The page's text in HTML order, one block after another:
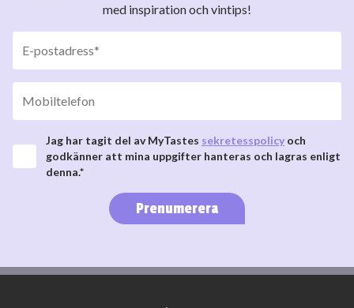
med inspiration och vintips!
Jag har tagit del av MyTastes sekretesspolicy och
godkänner att mina uppgifter hanteras och lagras enligt
denna.*
Prenumerera